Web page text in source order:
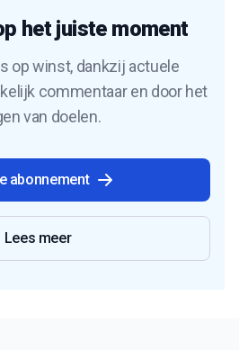
het juiste moment
op winst, dankzij actuele
commentaar en door het
van doelen.
abonnement
Lees meer